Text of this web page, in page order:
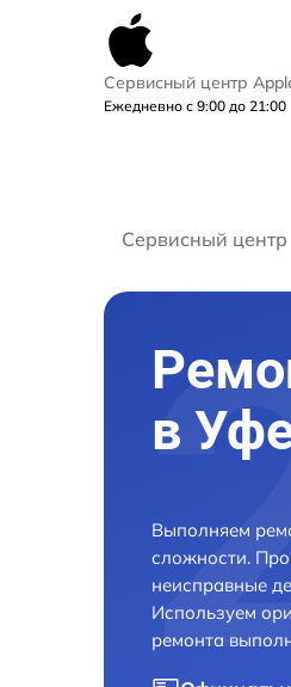
Сервисный центр
Ежедневно с 9:00 до 21:00
Сервисный центр
в
Выполняем
сложности.
неисправные
Используем
ремонта